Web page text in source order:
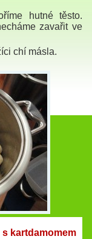
hutné těsto.
zavařit ve
chí másla.
kartdamomem